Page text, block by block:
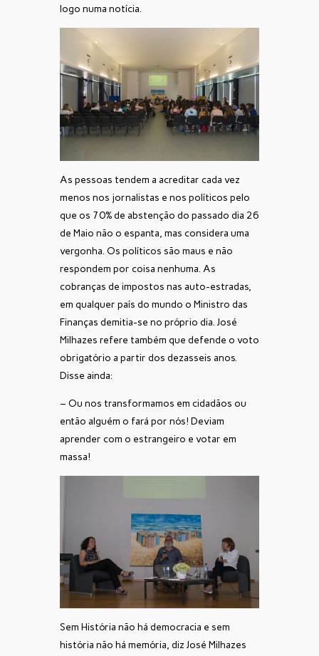
logo numa notícia.
As pessoas tendem a acreditar cada vez
menos nos jornalistas e nos políticos pelo
que os 70% de abstenção do passado dia 26
de Maio não o espanta, mas considera uma
vergonha. Os políticos são maus e não
respondem por coisa nenhuma. As
cobranças de impostos nas auto-estradas,
em qualquer país do mundo o Ministro das
Finanças demitia-se no próprio dia. José
Milhazes refere também que defende o voto
obrigatório a partir dos dezasseis anos.
Disse ainda:
– Ou nos transformamos em cidadãos ou
então alguém o fará por nós! Deviam
aprender com o estrangeiro e votar em
massa!
Sem História não há democracia e sem
história não há memória, diz José Milhazes